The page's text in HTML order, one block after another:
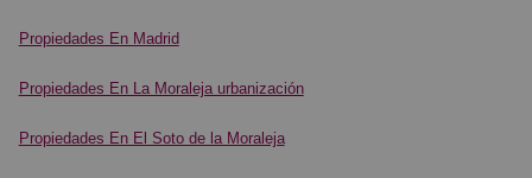
Propiedades En Madrid
Propiedades En La Moraleja urbanización
Propiedades En El Soto de la Moraleja